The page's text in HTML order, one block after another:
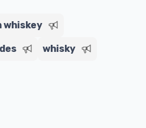
whiskey
whisky